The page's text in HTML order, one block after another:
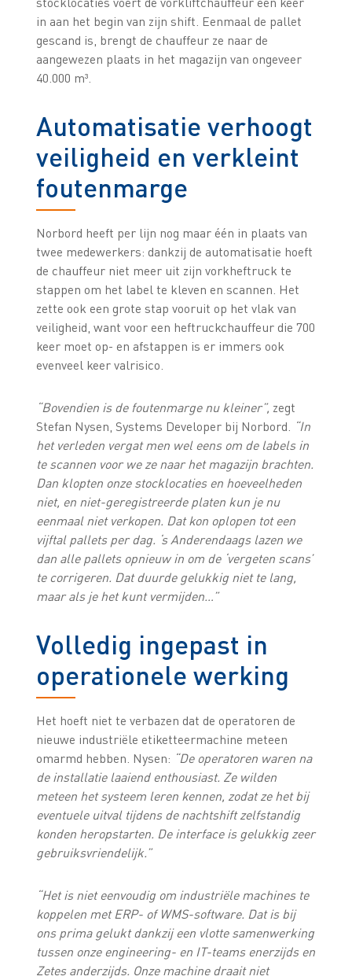
in aan het begin van zijn shift. Eenmaal de pallet
gescand is, brengt de chauffeur ze naar de
aangewezen plaats in het magazijn van ongeveer
40.000 m³.
Automatisatie verhoogt
veiligheid en verkleint
foutenmarge
Norbord heeft per lijn nog maar één in plaats van
twee medewerkers: dankzij de automatisatie hoeft
de chauffeur niet meer uit zijn vorkheftruck te
stappen om het label te kleven en scannen. Het
zette ook een grote stap vooruit op het vlak van
veiligheid, want voor een heftruckchauffeur die 700
keer moet op- en afstappen is er immers ook
evenveel keer valrisico.
“Bovendien is de foutenmarge nu kleiner”, zegt
Stefan Nysen, Systems Developer bij Norbord. “In
het verleden vergat men wel eens om de labels in
te scannen voor we ze naar het magazijn brachten.
Dan klopten onze stocklocaties en hoeveelheden
niet, en niet-geregistreerde platen kun je nu
eenmaal niet verkopen. Dat kon oplopen tot een
vijftal pallets per dag. ‘s Anderendaags lazen we
dan alle pallets opnieuw in om de ‘vergeten scans’
te corrigeren. Dat duurde gelukkig niet te lang,
maar als je het kunt vermijden…”
Volledig ingepast in
operationele werking
Het hoeft niet te verbazen dat de operatoren de
nieuwe industriële etiketteermachine meteen
omarmd hebben. Nysen: “De operatoren waren na
de installatie laaiend enthousiast. Ze wilden
meteen het systeem leren kennen, zodat ze het bij
eventuele uitval tijdens de nachtshift zelfstandig
konden heropstarten. De interface is gelukkig zeer
gebruiksvriendelijk.”
“Het is niet eenvoudig om industriële machines te
koppelen met ERP- of WMS-software. Dat is bij
ons prima gelukt dankzij een vlotte samenwerking
tussen onze engineering- en IT-teams enerzijds en
Zetes anderzijds. Onze machine draait niet